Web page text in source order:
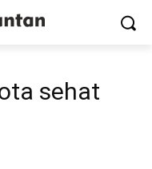
sehat